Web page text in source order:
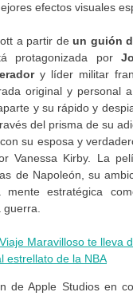
efectos visuales
a partir de un guión
protagonizada por
y líder militar
original y personal
y su rápido y
del prisma de su
su esposa y
Vanessa Kirby. La
de Napoleón, su
mente estratégica
guerra.
Maravilloso te lleva
estrellato de la NBA
de Apple Studios en